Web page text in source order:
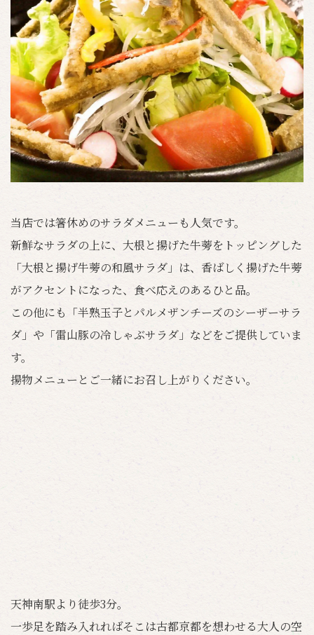
当店では箸休めのサラダメニューも人気です。
新鮮なサラダの上に、大根と揚げた牛蒡をトッピングした
「大根と揚げ牛蒡の和風サラダ」は、香ばしく揚げた牛蒡
がアクセントになった、食べ応えのあるひと品。
この他にも「半熟玉子とパルメザンチーズのシーザーサラ
ダ」や「雷山豚の冷しゃぶサラダ」などをご提供していま
す。
揚物メニューとご一緒にお召し上がりください。
天神南駅より徒歩3分。
一歩足を踏み入れればそこは古都京都を想わせる大人の空